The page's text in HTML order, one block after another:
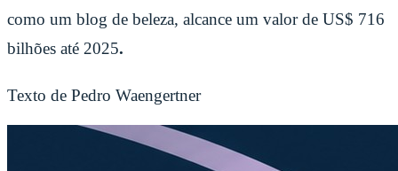
como um blog de beleza, alcance um valor de US$ 716
bilhões até 2025.
Texto de Pedro Waengertner